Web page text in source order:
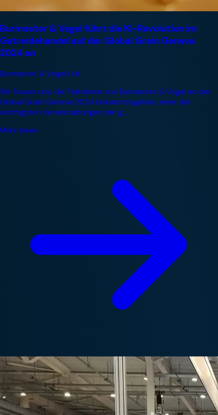
Burmester & Vogel führt die KI-Revolution im
Getreidehandel auf der Global Grain Geneva
2024 an
Burmester & Vogel Ltd.
Wir freuen uns, die Teilnahme von Burmester & Vogel an der
Global Grain Geneva 2024 bekanntzugeben, einer der
wichtigsten Veranstaltungen der g...
Mehr lesen